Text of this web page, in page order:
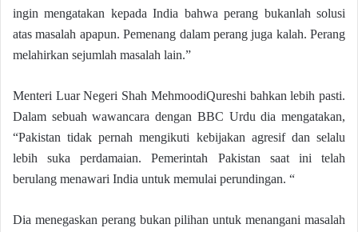
ingin mengatakan kepada India bahwa perang bukanlah solusi
atas masalah apapun. Pemenang dalam perang juga kalah. Perang
melahirkan sejumlah masalah lain.”
Menteri Luar Negeri Shah MehmoodiQureshi bahkan lebih pasti.
Dalam sebuah wawancara dengan BBC Urdu dia mengatakan,
“Pakistan tidak pernah mengikuti kebijakan agresif dan selalu
lebih suka perdamaian. Pemerintah Pakistan saat ini telah
berulang menawari India untuk memulai perundingan. “
Dia menegaskan perang bukan pilihan untuk menangani masalah